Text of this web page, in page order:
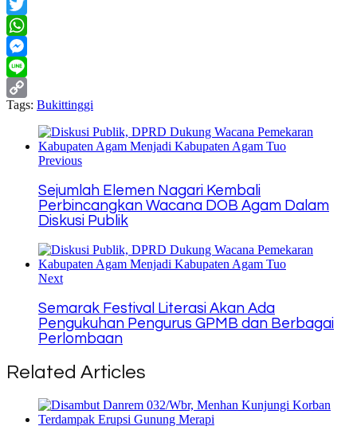
Facebook
Twitter
WhatsApp
Messenger
Line
Copy
Tags: Bukittinggi
Previous
Sejumlah Elemen Nagari Kembali
Perbincangkan Wacana DOB Agam Dalam
Diskusi Publik
Next
Semarak Festival Literasi Akan Ada
Pengukuhan Pengurus GPMB dan Berbagai
Perlombaan
Related Articles